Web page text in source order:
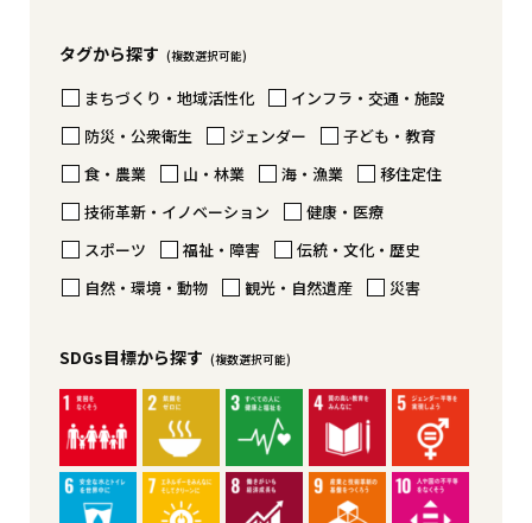
グ
ラ
タグから探す (複数選択可能)
まちづくり・地域活性化
インフラ・交通・施設
防災・公衆衛生
ジェンダー
子ども・教育
食・農業
山・林業 海・漁業
移住定住
技術革新・イノベーション
健康・医療
スポーツ
福祉・障害
伝統・文化・歴史
自然・環境・動物
観光・自然遺産 災害
SDGs目標から探す (複数選択可能)